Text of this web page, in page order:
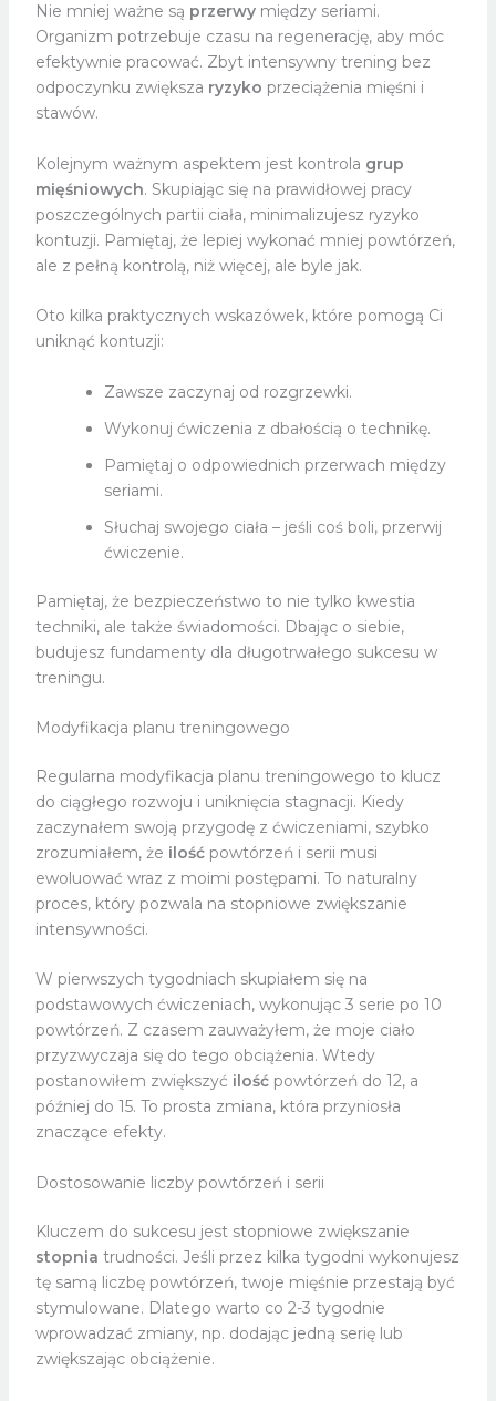
Nie mniej ważne są przerwymiędzy seriami.
Organizm potrzebuje czasu na regenerację, aby móc
efektywnie pracować. Zbyt intensywny trening bez
odpoczynku zwiększa ryzyko przeciążenia mięśni i
stawów.
Kolejnym ważnym aspektem jest kontrola grup
mięśniowych. Skupiając się na prawidłowej pracy
poszczególnych partii ciała, minimalizujesz ryzyko
kontuzji. Pamiętaj, że lepiej wykonać mniej powtórzeń,
ale z pełną kontrolą, niż więcej, ale byle jak.
Oto kilka praktycznych wskazówek, które pomogą Ci
uniknąć kontuzji:
Zawsze zaczynaj od rozgrzewki.
Wykonuj ćwiczenia z dbałością o technikę.
Pamiętaj o odpowiednich przerwach między
seriami.
Słuchaj swojego ciała – jeśli coś boli, przerwij
ćwiczenie.
Pamiętaj, że bezpieczeństwo to nie tylko kwestia
techniki, ale także świadomości. Dbając o siebie,
budujesz fundamenty dla długotrwałego sukcesu w
treningu.
Modyfikacja planu treningowego
Regularna modyfikacja planu treningowego to klucz
do ciągłego rozwoju i uniknięcia stagnacji. Kiedy
zaczynałem swoją przygodę z ćwiczeniami, szybko
zrozumiałem, że ilośćpowtórzeń i serii musi
ewoluować wraz z moimi postępami. To naturalny
proces, który pozwala na stopniowe zwiększanie
intensywności.
W pierwszych tygodniach skupiałem się na
podstawowych ćwiczeniach, wykonując 3 serie po 10
powtórzeń. Z czasem zauważyłem, że moje ciało
przyzwyczaja się do tego obciążenia. Wtedy
postanowiłem zwiększyć ilośćpowtórzeń do 12, a
później do 15. To prosta zmiana, która przyniosła
znaczące efekty.
Dostosowanie liczby powtórzeń i serii
Kluczem do sukcesu jest stopniowe zwiększanie
stopnia trudności. Jeśli przez kilka tygodni wykonujesz
tę samą liczbę powtórzeń, twoje mięśnie przestają być
stymulowane. Dlatego warto co 2-3 tygodnie
wprowadzać zmiany, np. dodając jedną serię lub
zwiększając obciążenie.